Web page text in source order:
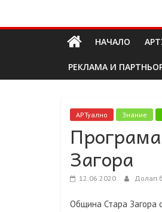
Долап
БГ
пътешествия|
мода|
събития|
кухня|
реклама|
минало|
НАЧАЛО
РЕКЛАМА И
АРТуално Знание
Загора
12.06.2020
Община Стара Загора